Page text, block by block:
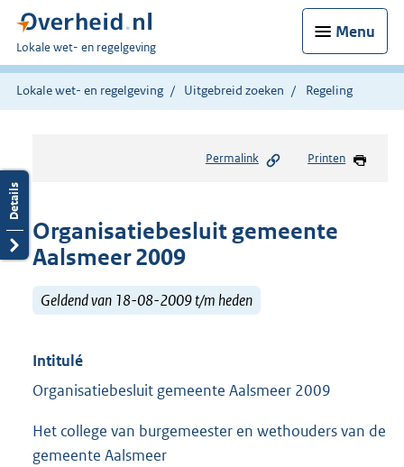
Menu
U
bent
hier:
Lokale wet- en regelgeving
Lokale wet- en regelgeving Uitgebreid zoeken Regeling
Permalink Printen
Organisatiebesluit gemeente
Aalsmeer 2009
Geldend van 18-08-2009 t/m heden
Intitulé
Organisatiebesluit gemeente Aalsmeer 2009
Het college van burgemeester en wethouders van de
gemeente Aalsmeer